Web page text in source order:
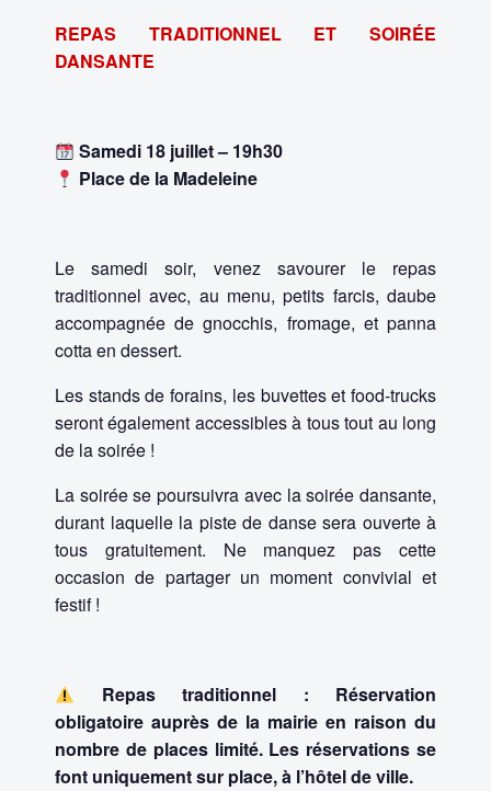
REPAS TRADITIONNEL ET SOIRÉE
DANSANTE
Samedi 18 juillet – 19h30
Place de la Madeleine
Le samedi soir, venez savourer le repas
traditionnel avec, au menu, petits farcis, daube
accompagnée de gnocchis, fromage, et panna
cotta en dessert.
Les stands de forains, les buvettes et food-trucks
seront également accessibles à tous tout au long
de la soirée !
La soirée se poursuivra avec la soirée dansante,
durant laquelle la piste de danse sera ouverte à
tous gratuitement. Ne manquez pas cette
occasion de partager un moment convivial et
festif !
Repas traditionnel : Réservation
obligatoire auprès de la mairie en raison du
nombre de places limité. Les réservations se
font uniquement sur place, à l’hôtel de ville.